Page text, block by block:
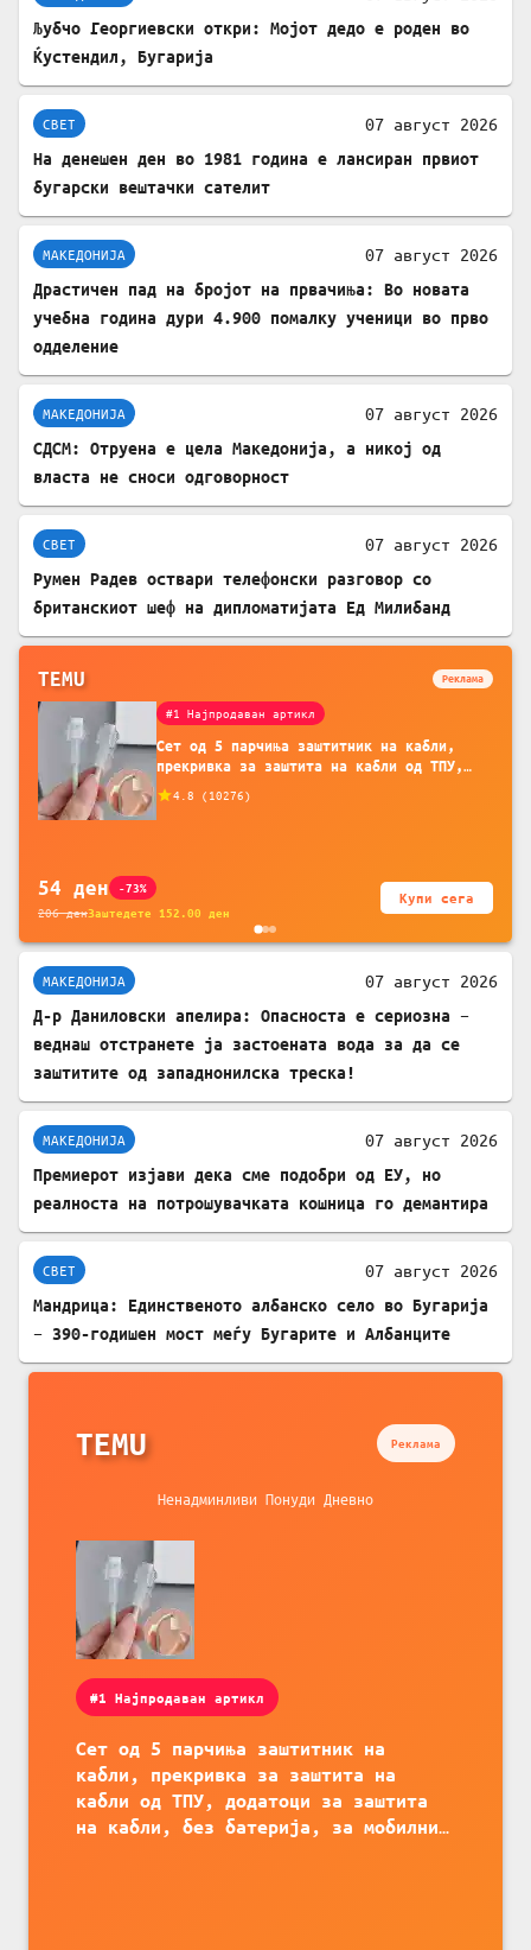
Љубчо Георгиевски откри: Мојот дедо е роден во
Ќустендил, Бугарија
СВЕТ 07 август 2026
На денешен ден во 1981 година е лансиран првиот
бугарски вештачки сателит
МАКЕДОНИЈА 07 август 2026
Драстичен пад на бројот на првачиња: Во новата
учебна година дури 4.900 помалку ученици во прво
одделение
МАКЕДОНИЈА 07 август 2026
СДСМ: Отруена е цела Македонија, а никој од
власта не сноси одговорност
СВЕТ 07 август 2026
Румен Радев оствари телефонски разговор со
британскиот шеф на дипломатијата Ед Милибанд
TEMU Реклама
#1 Најпродаван артикл
Сет од 5 парчиња заштитник на кабли,
прекривка за заштита на кабли од ТПУ,
додатоци за заштита на кабли, без
батерија, за мобилни телефони, комплет
4.8 ( 10276)
54 ден -73%
206денЗаштедете 152.00 ден
Купи сега
МАКЕДОНИЈА 07 август 2026
Д-р Даниловски апелира: Опасноста е сериозна –
веднаш отстранете ја застоената вода за да се
заштитите од западнонилска треска!
МАКЕДОНИЈА 07 август 2026
Премиерот изјави дека сме подобри од ЕУ, но
реалноста на потрошувачката кошница го демантира
СВЕТ 07 август 2026
Мандрица: Единственото албанско село во Бугарија
– 390-годишен мост меѓу Бугарите и Албанците
TEMU Реклама
Ненадминливи Понуди Дневно
#1 Најпродаван артикл
Сет од 5 парчиња заштитник на
кабли, прекривка за заштита на
кабли од ТПУ, додатоци за заштита
на кабли, без батерија, за мобилни